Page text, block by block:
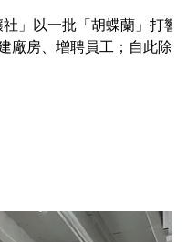
」以一批「胡蝶蘭」打響了
房、增聘員工；自此除了